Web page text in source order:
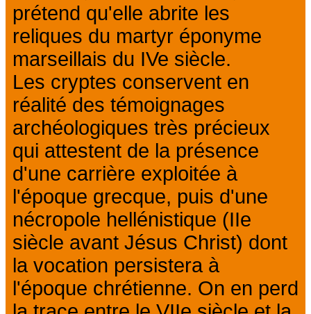
prétend qu'elle abrite les
reliques du martyr éponyme
marseillais du IVe siècle.
Les cryptes conservent en
réalité des témoignages
archéologiques très précieux
qui attestent de la présence
d'une carrière exploitée à
l'époque grecque, puis d'une
nécropole hellénistique (IIe
siècle avant Jésus Christ) dont
la vocation persistera à
l'époque chrétienne. On en perd